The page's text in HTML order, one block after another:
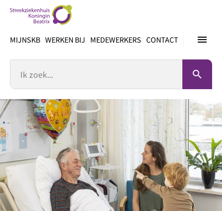
inhoud
menu
MIJNSKB WERKEN BIJ MEDEWERKERS CONTACT
search